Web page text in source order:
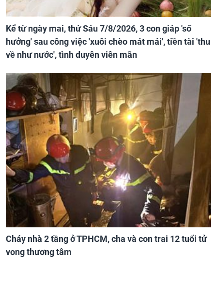
Kể từ ngày mai, thứ Sáu 7/8/2026, 3 con giáp 'số
hưởng' sau công việc 'xuôi chèo mát mái', tiền tài 'thu
về như nước', tình duyên viên mãn
Cháy nhà 2 tầng ở TPHCM, cha và con trai 12 tuổi tử
vong thương tâm